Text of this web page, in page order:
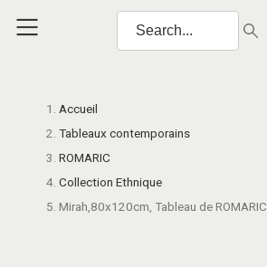
Accueil
Tableaux contemporains
ROMARIC
Collection Ethnique
Mirah,80x120cm, Tableau de ROMARIC